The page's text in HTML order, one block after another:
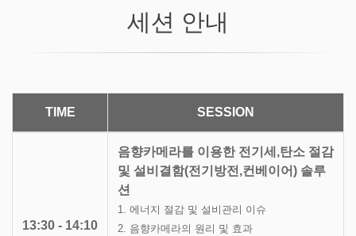
세션 안내
TIME SESSION
13:30 - 14:10
음향카메라를 이용한 전기세,탄소 절감
및 설비결함(전기방전,컨베이어) 솔루
션
1. 에너지 절감 및 설비관리 이슈
2. 음향카메라의 원리 및 효과